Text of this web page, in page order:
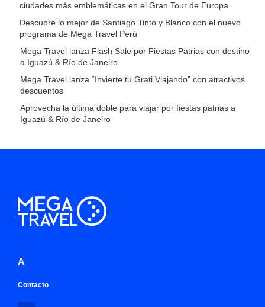
ciudades más emblemáticas en el Gran Tour de Europa
Descubre lo mejor de Santiago Tinto y Blanco con el nuevo
programa de Mega Travel Perú
Mega Travel lanza Flash Sale por Fiestas Patrias con destino
a Iguazú & Río de Janeiro
Mega Travel lanza “Invierte tu Grati Viajando” con atractivos
descuentos
Aprovecha la última doble para viajar por fiestas patrias a
Iguazú & Río de Janeiro
A
Contacto